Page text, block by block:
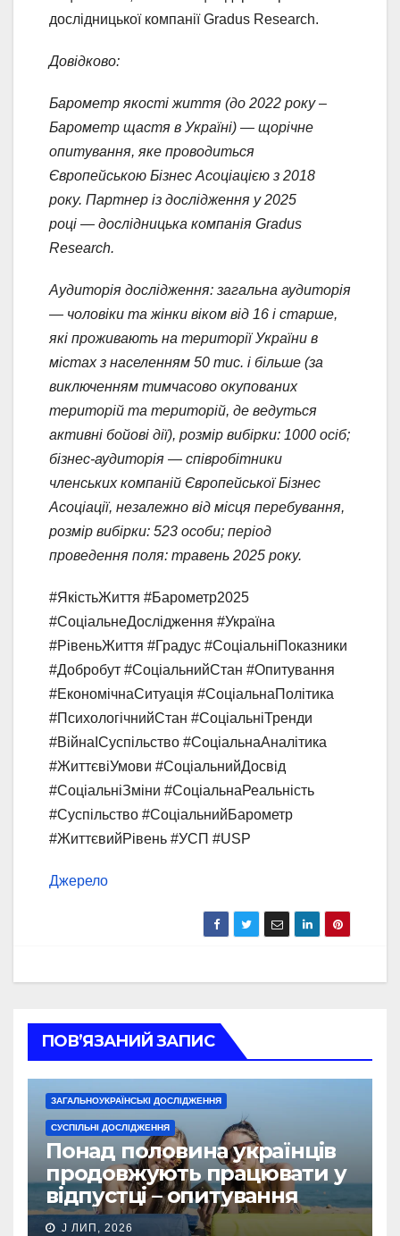
дослідницької компанії Gradus Research.
Довідково:
Барометр якості життя (до 2022 року –
Барометр щастя в Україні) — щорічне
опитування, яке проводиться
Європейською Бізнес Асоціацією з 2018
року. Партнер із дослідження у 2025
році — дослідницька компанія Gradus
Research.
Аудиторія дослідження: загальна аудиторія
— чоловіки та жінки віком від 16 і старше,
які проживають на території України в
містах з населенням 50 тис. і більше (за
виключенням тимчасово окупованих
територій та територій, де ведуться
активні бойові дії), розмір вибірки: 1000 осіб;
бізнес-аудиторія — співробітники
членських компаній Європейської Бізнес
Асоціації, незалежно від місця перебування,
розмір вибірки: 523 особи; період
проведення поля: травень 2025 року.
#ЯкістьЖиття #Барометр2025
#СоціальнеДослідження #Україна
#РівеньЖиття #Градус #СоціальніПоказники
#Добробут #СоціальнийСтан #Опитування
#ЕкономічнаСитуація #СоціальнаПолітика
#ПсихологічнийСтан #СоціальніТренди
#ВійнаІСуспільство #СоціальнаАналітика
#ЖиттєвіУмови #СоціальнийДосвід
#СоціальніЗміни #СоціальнаРеальність
#Суспільство #СоціальнийБарометр
#ЖиттєвийРівень #УСП #USP
Джерело
ПОВ’ЯЗАНИЙ ЗАПИС
ЗАГАЛЬНОУКРАЇНСЬКІ ДОСЛІДЖЕННЯ
СУСПІЛЬНІ ДОСЛІДЖЕННЯ
Понад половина українців
продовжують працювати у
відпустці – опитування
J ЛИП, 2026